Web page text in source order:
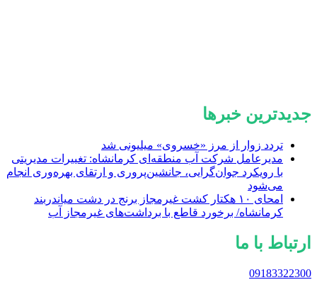
جدیدترین خبرها
تردد زوار از مرز «خسروی» میلیونی شد
مدیرعامل شرکت آب منطقه‌ای کرمانشاه: تغییرات مدیریتی
با رویکرد جوان‌گرایی، جانشین‌پروری و ارتقای بهره‌وری انجام
می‌شود
امحای ۱۰ هکتار کشت غیرمجاز برنج در دشت میاندربند
کرمانشاه/ برخورد قاطع با برداشت‌های غیرمجاز آب
ارتباط با ما
09183322300